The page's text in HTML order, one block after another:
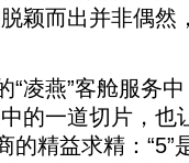
颖而出并非偶然
燕”客舱服务中
的一道切片，也
的精益求精：“5”